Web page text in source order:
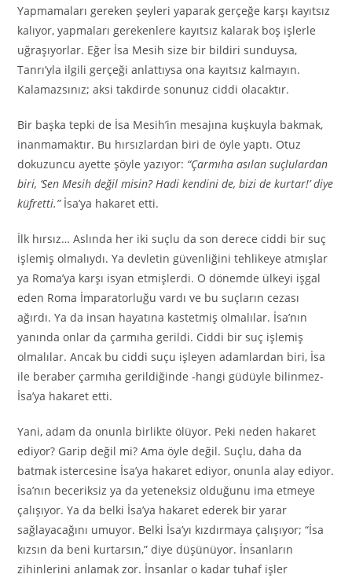
Yapmamaları gereken şeyleri yaparak gerçeğe karşı kayıtsız
kalıyor, yapmaları gerekenlere kayıtsız kalarak boş işlerle
uğraşıyorlar. Eğer İsa Mesih size bir bildiri sunduysa,
Tanrı’yla ilgili gerçeği anlattıysa ona kayıtsız kalmayın.
Kalamazsınız; aksi takdirde sonunuz ciddi olacaktır.
Bir başka tepki de İsa Mesih’in mesajına kuşkuyla bakmak,
inanmamaktır. Bu hırsızlardan biri de öyle yaptı. Otuz
dokuzuncu ayette şöyle yazıyor: “Çarmıha asılan suçlulardan
biri, ‘Sen Mesih değil misin? Hadi kendini de, bizi de kurtar!’ diye
küfretti.”İsa’ya hakaret etti.
İlk hırsız… Aslında her iki suçlu da son derece ciddi bir suç
işlemiş olmalıydı. Ya devletin güvenliğini tehlikeye atmışlar
ya Roma’ya karşı isyan etmişlerdi. O dönemde ülkeyi işgal
eden Roma İmparatorluğu vardı ve bu suçların cezası
ağırdı. Ya da insan hayatına kastetmiş olmalılar. İsa’nın
yanında onlar da çarmıha gerildi. Ciddi bir suç işlemiş
olmalılar. Ancak bu ciddi suçu işleyen adamlardan biri, İsa
ile beraber çarmıha gerildiğinde -hangi güdüyle bilinmez-
İsa’ya hakaret etti.
Yani, adam da onunla birlikte ölüyor. Peki neden hakaret
ediyor? Garip değil mi? Ama öyle değil. Suçlu, daha da
batmak istercesine İsa’ya hakaret ediyor, onunla alay ediyor.
İsa’nın beceriksiz ya da yeteneksiz olduğunu ima etmeye
çalışıyor. Ya da belki İsa’ya hakaret ederek bir yarar
sağlayacağını umuyor. Belki İsa’yı kızdırmaya çalışıyor; “İsa
kızsın da beni kurtarsın,” diye düşünüyor. İnsanların
zihinlerini anlamak zor. İnsanlar o kadar tuhaf işler